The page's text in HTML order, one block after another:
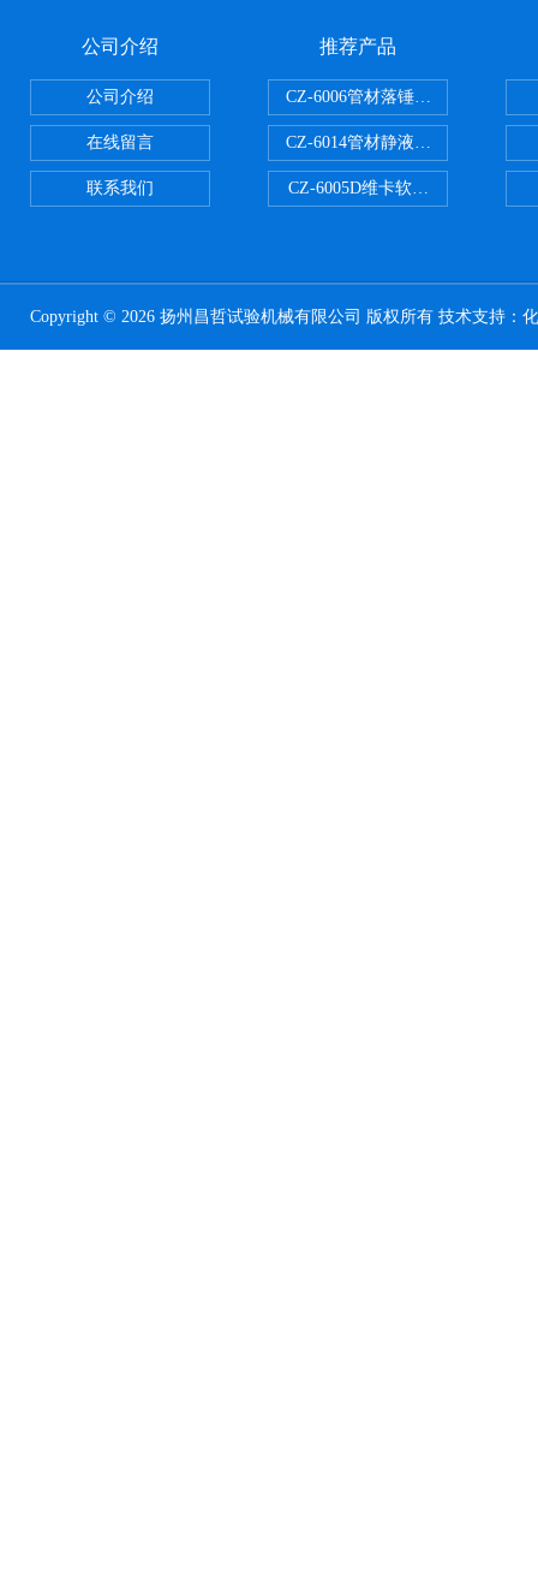
公司介绍
公司介绍
在线留言
联系我们
推荐产品
CZ-6006管材落锤冲击试验机
CZ-6014管材静液压爆破试验机
CZ-6005D维卡软化点温度测定仪
Copyright © 2026 扬州昌哲试验机械有限公司 版权所有 技术支持：